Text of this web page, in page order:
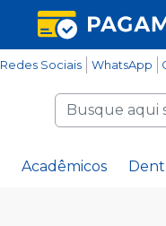
Redes Sociais WhatsApp
Acadêmicos